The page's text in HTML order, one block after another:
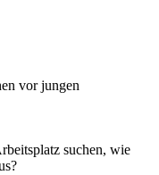
vor jungen
suchen, wie